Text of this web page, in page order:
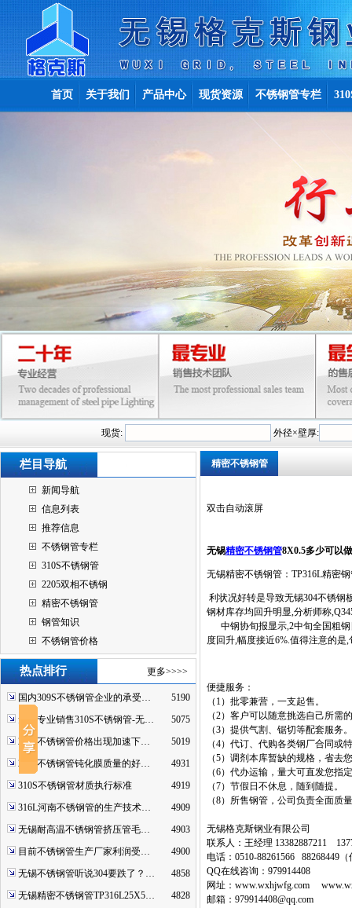
首页 关于我们 产品中心 现货资源 不锈钢管专栏
现货: 外径×壁厚:
栏目导航
新闻导航
信息列表
推荐信息
不锈钢管专栏
310S不锈钢管
2205双相不锈钢
精密不锈钢管
钢管知识
不锈钢管价格
热点排行 更多>>>>
国内309S不锈钢管企业的承受…
5190
无锡专业销售310S不锈钢管-无…
5075
2507不锈钢管价格出现加速下…
5019
2520不锈钢管钝化膜质量的好…
4931
310S不锈钢管材质执行标准
4919
316L河南不锈钢管的生产技术…
4909
无锡耐高温不锈钢管挤压管毛…
4903
目前不锈钢管生产厂家利润受…
4900
无锡不锈钢管听说304要跌了？…
4858
无锡精密不锈钢管TP316L25X5…
4828
精密不锈钢管
双击自动滚屏
无锡精密不锈钢管8X0.5多少可以
无锡精密不锈钢管：TP316L精密
利状况好转是导致无锡304不锈钢
钢材库存均回升明显,分析师称
中钢协旬报显示,2中旬全国粗钢
度回升,幅度接近6%.值得注意的是
便捷服务：
（1）批零兼营，一支起售。
（2）客户可以随意挑选自己所需
（3）提供气割、锯切等配套服务
（4）代订、代购各类钢厂合同或
（5）调剂本库暂缺的规格，省去
（6）代办运输，量大可直发您指
（7）节假日不休息，随到随提。
（8）所售钢管，公司负责全面质
无锡格克斯钢业有限公司
联系人：王经理 13382887211
电话：0510-88261566 88268449（
QQ在线咨询：979914408
网址：www.wxhjwfg.com
邮箱：979914408@qq.com